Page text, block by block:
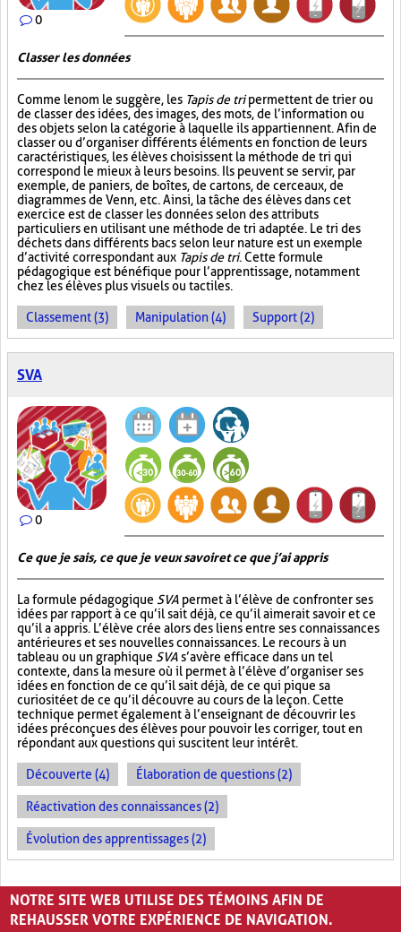
0
Classer les données
Comme le nom le suggère, les Tapis de tripermettent de trier ou
de classer des idées, des images, des mots, de l’information ou
des objets selon la catégorie à laquelle ils appartiennent. Afin de
classer ou d’organiser différents éléments en fonction de leurs
caractéristiques, les élèves choisissent la méthode de tri qui
correspond le mieux à leurs besoins. Ils peuvent se servir, par
exemple, de paniers, de boîtes, de cartons, de cerceaux, de
diagrammes de Venn, etc. Ainsi, la tâche des élèves dans cet
exercice est de classer les données selon des attributs
particuliers en utilisant une méthode de tri adaptée. Le tri des
déchets dans différents bacs selon leur nature est un exemple
d’activité correspondant aux Tapis de tri. Cette formule
pédagogique est bénéfique pour l’apprentissage, notamment
chez les élèves plus visuels ou tactiles.
Classement (3) Manipulation (4) Support (2)
SVA
0
Ce que je sais, ce que je veux savoir et ce que j’ai appris
La formule pédagogique SVA permet à l’élève de confronter ses
idées par rapport à ce qu’il sait déjà, ce qu’il aimerait savoir et ce
qu’il a appris. L’élève crée alors des liens entre ses connaissances
antérieures et ses nouvelles connaissances. Le recours à un
tableau ou un graphique SVA s’avère efficace dans un tel
contexte, dans la mesure où il permet à l’élève d’organiser ses
idées en fonction de ce qu’il sait déjà, de ce qui pique sa
curiosité et de ce qu’il découvre au cours de la leçon. Cette
technique permet également à l’enseignant de découvrir les
idées préconçues des élèves pour pouvoir les corriger, tout en
répondant aux questions qui suscitent leur intérêt.
Découverte (4) Élaboration de questions (2)
Réactivation des connaissances (2)
Évolution des apprentissages (2)
PAGES
1 2 › »
NOTRE SITE WEB UTILISE DES TÉMOINS AFIN DE
REHAUSSER VOTRE EXPÉRIENCE DE NAVIGATION.